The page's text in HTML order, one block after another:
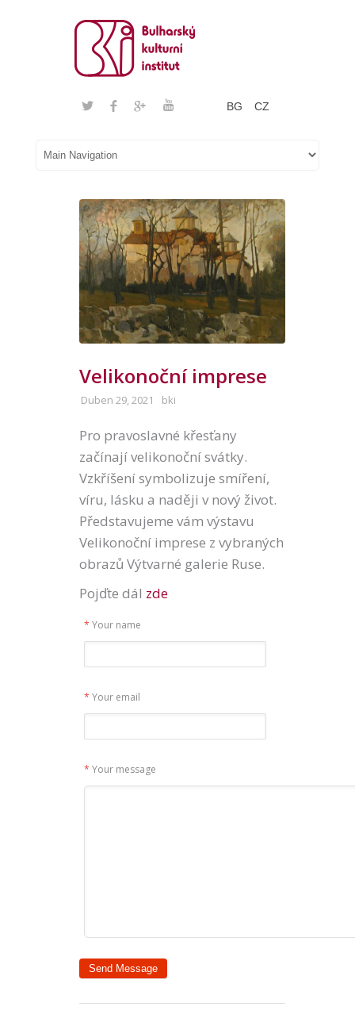
BG CZ
Velikonoční imprese
Duben 29, 2021 bki
Pro pravoslavné křesťany
začínají velikonoční svátky.
Vzkříšení symbolizuje smíření,
víru, lásku a naději v nový život.
Představujeme vám výstavu
Velikonoční imprese z vybraných
obrazů Výtvarné galerie Ruse.
Pojďte dál zde
* Your name
* Your email
* Your message